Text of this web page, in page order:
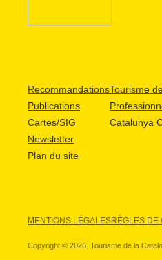
Recommandations
Publications
Cartes/SIG
Newsletter
Plan du site
Tourisme
Catalunya
MENTIONS LÉGALESRÈGLES DE
Copyright © 2026. Tourisme de la